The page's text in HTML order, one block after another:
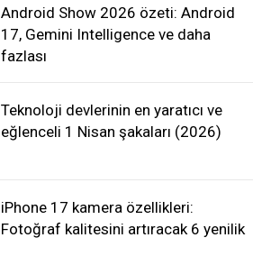
Android Show 2026 özeti: Android
17, Gemini Intelligence ve daha
fazlası
Teknoloji devlerinin en yaratıcı ve
eğlenceli 1 Nisan şakaları (2026)
iPhone 17 kamera özellikleri:
Fotoğraf kalitesini artıracak 6 yenilik